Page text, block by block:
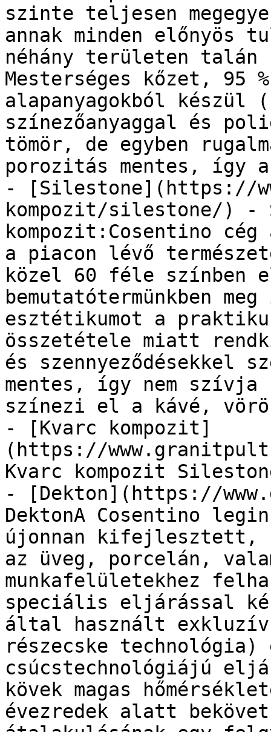
szinte teljesen
annak minden előnyös
néhány területen
Mesterséges kőzet, 95
alapanyagokból
színezőanyaggal és
tömör, de egyben
porozitás mentes, így
- [Silestone](https://
kompozit/silestone/) -
kompozit:Cosentino
a piacon lévő
közel 60 féle színben
bemutatótermünkben
esztétikumot a
összetétele miatt
és szennyeződésekkel
mentes, így nem szívja
színezi el a kávé,
- [Kvarc kompozit]
(https://
Kvarc kompozit
- [Dekton](https://
DektonA Cosentino
újonnan kifejlesztett,
az üveg, porcelán,
munkafelületekhez
speciális eljárással
által használt exkluzív
részecske technológia)
csúcstechnológiájú
kövek magas
évezredek alatt